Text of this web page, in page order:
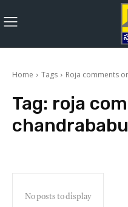
Home Tags Roja comments
Tag: roja
chandrababu
No posts to display